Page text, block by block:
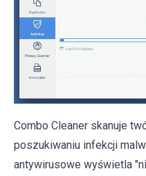
Combo Cleaner skanuje
poszukiwaniu infekcji
antywirusowe wyświetla